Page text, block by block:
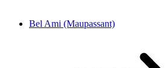
Bel Ami (Maupassant)